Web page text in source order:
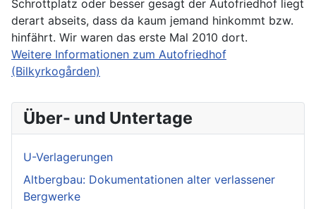
Schrottplatz oder besser gesagt der Autofriedhof liegt
derart abseits, dass da kaum jemand hinkommt bzw.
hinfährt. Wir waren das erste Mal 2010 dort.
Weitere Informationen zum Autofriedhof
(Bilkyrkogården)
Über- und Untertage
U-Verlagerungen
Altbergbau: Dokumentationen alter verlassener
Bergwerke